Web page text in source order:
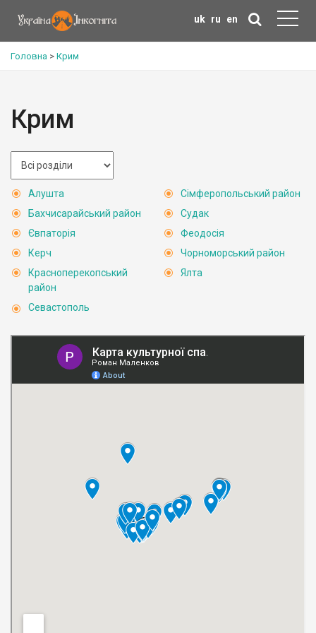
uk ru en
Головна > Крим
Крим
Алушта
Бахчисарайський район
Євпаторія
Керч
Красноперекопський
район
Севастополь
Сімферопольський район
Судак
Феодосія
Чорноморський район
Ялта